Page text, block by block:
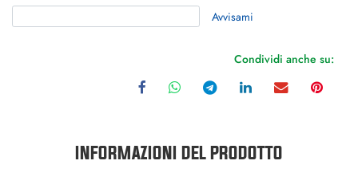
Avvisami
Condividi anche su:
INFORMAZIONI DEL PRODOTTO